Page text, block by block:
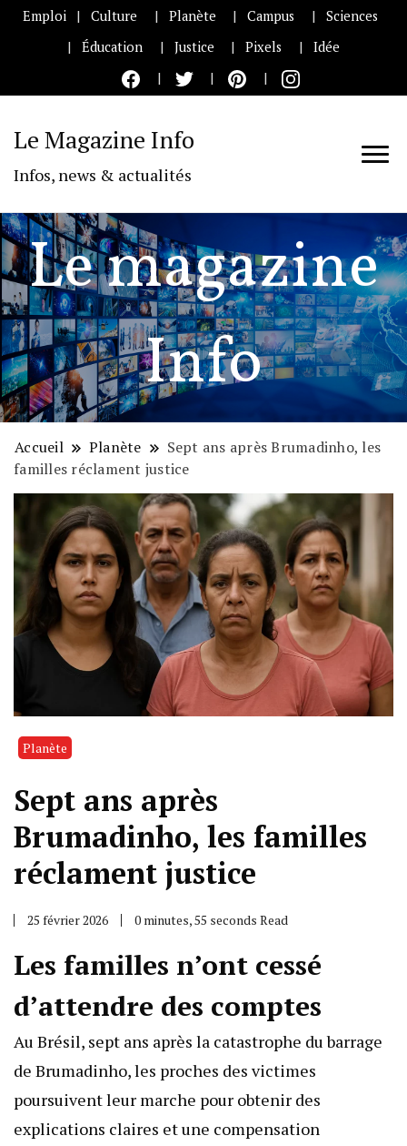
Emploi Culture Planète Campus
Sciences
Éducation
Justice Pixels Idée
Le Magazine Info
Infos, news & actualités
Le magazine
Info
Accueil Planète
Sept ans après Brumadinho, les
familles réclament justice
Planète
Sept ans après
Brumadinho, les familles
réclament justice
25 février 2026 0 minutes, 55 seconds Read
Les familles n’ont cessé
d’attendre des comptes
Au Brésil, sept ans après la catastrophe du barrage
de Brumadinho, les proches des victimes
poursuivent leur marche pour obtenir des
explications claires et une compensation